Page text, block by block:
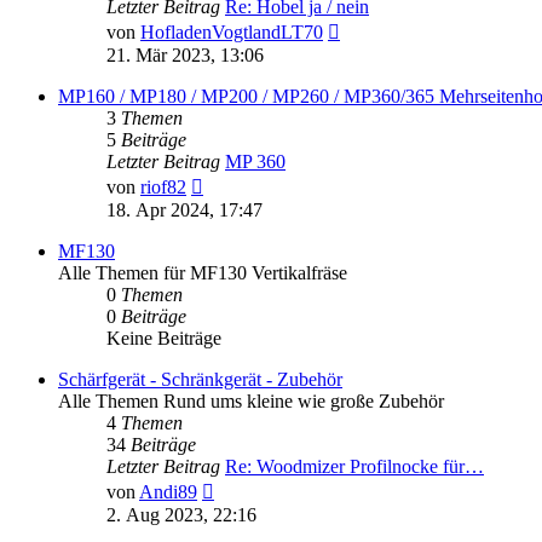
Letzter Beitrag Re: Hobel ja / nein
von HofladenVogtlandLT70
21. Mär 2023, 13:06
MP160 / MP180 / MP200 / MP260 / MP360/365
3 Themen
5 Beiträge
Letzter Beitrag MP 360
von riof82
Beitrag
18. Apr 2024, 17:47
MF130
Alle Themen für MF130 Vertikalfräse
0 Themen
0 Beiträge
Keine Beiträge
Schärfgerät - Schränkgerät - Zubehör
Alle Themen Rund ums kleine wie große Zubehör
4 Themen
34 Beiträge
Letzter Beitrag Re: Woodmizer Profilnocke für…
vonAndi89
Beitrag
2. Aug 2023, 22:16